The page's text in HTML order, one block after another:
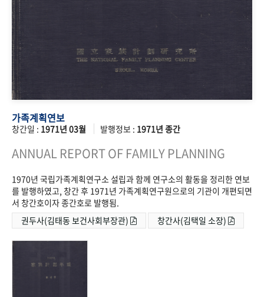
가족계획연보
창간일 : 1971년 03월 발행정보 : 1971년 종간
ANNUAL REPORT OF FAMILY PLANNING
1970년 국립가족계획연구소 설립과 함께 연구소의 활동을 정리한 연보
를 발행하였고, 창간 후 1971년 가족계획연구원으로의 기관이 개편되면
서 창간호이자 종간호로 발행됨.
권두사(김태동 보건사회부장관)
창간사(김택일 소장)